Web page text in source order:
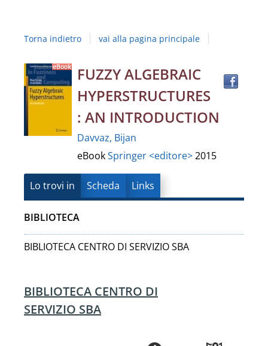
Campania
"Luigi
Vanvitelli"
Torna indietro vai alla pagina principale
Dettaglio
del
documento
FUZZY ALGEBRAIC
HYPERSTRUCTURES
: AN INTRODUCTION
Davvaz, Bijan
eBookSpringer <editore>2015
Lo trovi in Scheda Links
BIBLIOTECA
BIBLIOTECA CENTRO DI SERVIZIO SBA
BIBLIOTECA CENTRO DI
SERVIZIO SBA